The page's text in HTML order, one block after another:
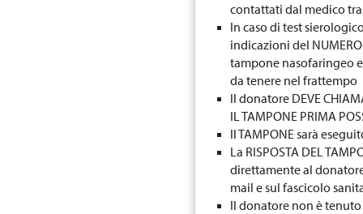
contattati dal medico
In caso di test
indicazioni del
tampone nasofaringeo
da tenere nel frattempo
Il donatore DEVE
IL TAMPONE PRIMA
Il TAMPONE sarà
La RISPOSTA DEL
direttamente al
mail e sul fascicolo
Il donatore non è